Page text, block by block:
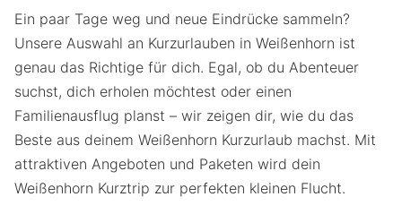
Ein paar Tage weg und neue Eindrücke sammeln?
Unsere Auswahl an Kurzurlauben in Weißenhorn ist
genau das Richtige für dich. Egal, ob du Abenteuer
suchst, dich erholen möchtest oder einen
Familienausflug planst – wir zeigen dir, wie du das
Beste aus deinem Weißenhorn Kurzurlaub machst. Mit
attraktiven Angeboten und Paketen wird dein
Weißenhorn Kurztrip zur perfekten kleinen Flucht.